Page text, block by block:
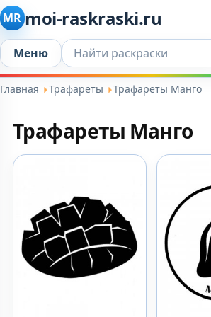
MR moi-raskraski.ru
Меню Искать...
Главная Трафареты Трафареты Манго
Трафареты Манго